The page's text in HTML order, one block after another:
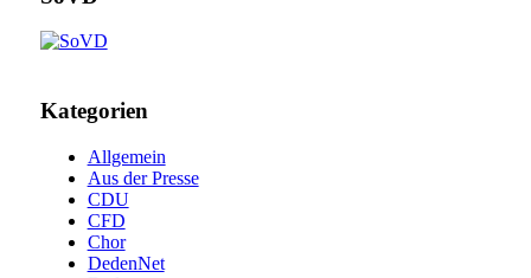
Kategorien
Allgemein
Aus der Presse
CDU
CFD
Chor
DedenNet